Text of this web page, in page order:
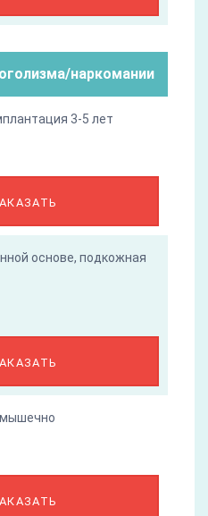
наркомании
3-5 лет
основе, подкожная